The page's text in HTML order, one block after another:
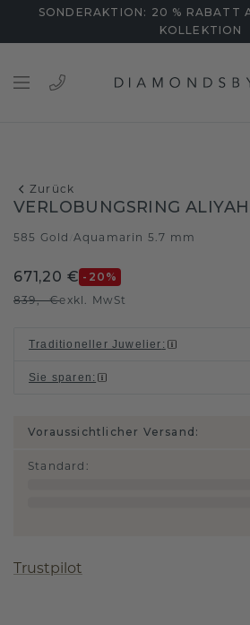
SONDERAKTION: 20 % RABATT
KOLLEKTION
Zurück
VERLOBUNGSRING
585 Gold Aquamarin 5.7 mm
671,20 € -20 %
839,- €exkl. MwSt
Traditioneller Juwelier :
Sie sparen :
Voraussichtlicher Versand:
Standard :
Trustpilot